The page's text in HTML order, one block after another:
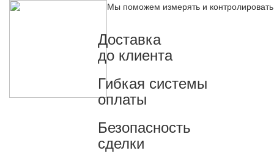
Мы поможем измерять и
Доставка
до клиента
Гибкая системы
оплаты
Безопасность
сделки